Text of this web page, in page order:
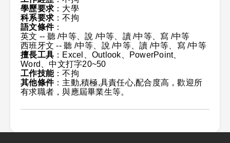
學歷要求 ：大學
科系要求 ：不拘
語文條件：
英文 -- 聽 /中等、說 /中等、讀 /中等、寫 /中等
西班牙文 -- 聽 /中等、說 /中等、讀 /中等、寫 /中等
擅長工具 ：Excel、Outlook、PowerPoint、
Word、中文打字20~50
工作技能：不拘
其他條件：主動,積極,具責任心,配合度高，歡迎所
有求職者，與應屆畢業生等。